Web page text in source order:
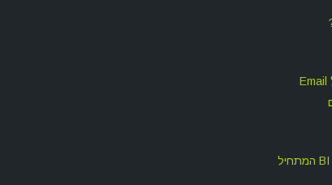
איך לשפר את עבירות המייל Email